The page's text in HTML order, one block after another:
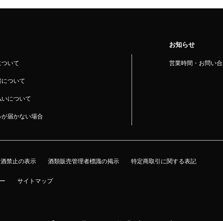
いて
ついて
いについて
が届かない場合
禁止の表示 酒類販売管理者標識の掲示 特定商取引に関する表記
サイトマップ
お知らせ
営業時間・お問い